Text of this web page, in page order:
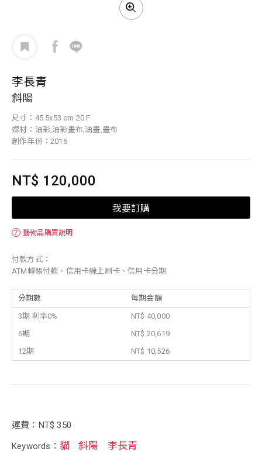
李長青
斜陽
尺寸：45.5x53 cm 20 F
媒材：油彩,油彩畫布,油畫,畫布
創作年份：2016
NT$ 120,000
我要訂購
？ 藝術品購買說明
付款方式：
ATM轉帳付款、信用卡線上刷卡、信用卡分期
分期數 每期金額
3期 利率0%
NT$ 40,000
6期
NT$ 20,619
12期
NT$ 10,526
運費：NT$ 350
Keywords： 貓 斜陽 李長青